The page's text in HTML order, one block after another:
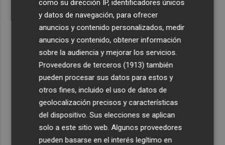
como su dirección IP, identificadores únicos
y datos de navegación, para ofrecer
anuncios y contenido personalizados, medir
anuncios y contenido, obtener información
sobre la audiencia y mejorar los servicios.
Proveedores de terceros (1913) también
pueden procesar sus datos para estos y
otros fines, incluido el uso de datos de
geolocalización precisos y características
del dispositivo. Sus elecciones se aplican
solo a este sitio web. Algunos proveedores
pueden basarse en el interés legítimo en